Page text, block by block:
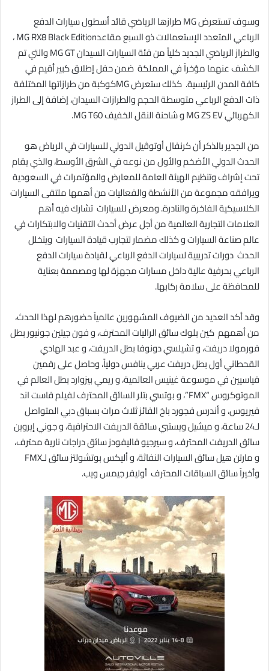
وسوف تستعرضMGطرازها الرياضي قائد أسطول سيارات الدفع
الرباعي المتعدد الإستعمالات ذو السبع مقاعدMG RX8 Black Edition،
والطراز الرياضي الجديد كلياً من فئة السيارات السيدانMG GTوالتي تم
الكشف عنهما مؤخراً في المملكة ضمن حفل إطلاق كبير أقيم في
كافة المدن الرئيسية. كذلك ستعرضMGكوكبة من طرازاتها المختلفة
ذات الدفع الرباعي متوسطة الحجم والطرازات السيدان، إضافة إلى الطراز
الكهربائيMG ZS EVو شاحنة النقل الخفيفMG T60
.
من الجدير بالذكر أن كرنفال أوتوڤيل الدولي للسيارات في الرياض هو
الحدث الدولي الأضخم والأول من نوعه في الشرق الأوسط، والذي يقام
تحت إشراف وتنظيم الهيئة العامة للمعارض والمؤتمرات في السعودية
ويرافقه مجموعة من الأنشطة والفعاليات من أهمها ملتقى السيارات
الكلاسيكية الفاخرة والنادرة.ومعرض للسيارات تشارك فيه أهم
العلامات التجارية العالمية من أجل عرض أحدث التقنيات والابتكارات في
عالم صناعة السيارات و كذلك مضمار لتجارب قيادة السيارات ويتخلل
الحدث دورات تدريبية لسيارات الدفع الرباعي لقيادة سيارات الدفع
الرباعي بحرفية عالية داخل مسارات مجهزة لها ومصممة بعناية
للمحافظة على سلامة ركابها.
وقد أكد العديد من الضيوف المشهورين عالمياً حضورهم لهذا الحدث،
من أهمهم كين بلوك سائق الراليات المحترف، و فون جيتين جونيوربطل
فورمولا دريفت، و تشيلسي دونوفا بطل الدريفت، و عبد الهادي
القحطاني أول بطل دريفت عربي ينافس دولياً، وحاصل على رقمين
قياسيين في موسوعة غينيس العالمية، و ريمي بيزوارد بطل العالم في
الموتوكروس“FMX”
، و بوتسي بتلر السائق المحترف لفيلم فاست اند
فيريوس، و أندرس فجورد باخ الفائز ثلاث مرات بسباق دبي المتواصل
لـ24 ساعة، و ميشيل ويستبي سائقة الدريفت الاحترافية، و جوني إيروين
سائق الدريفت المحترف، و سيرجيو فاليفودز سائق دراجات نارية محترف،
و مارتن هيل سائق السيارات النفاثة، و أليكس بوتشولتز سائق لـFMX
وأخيراً سائق السباقات المحترف أوليفر جيمس ويب.